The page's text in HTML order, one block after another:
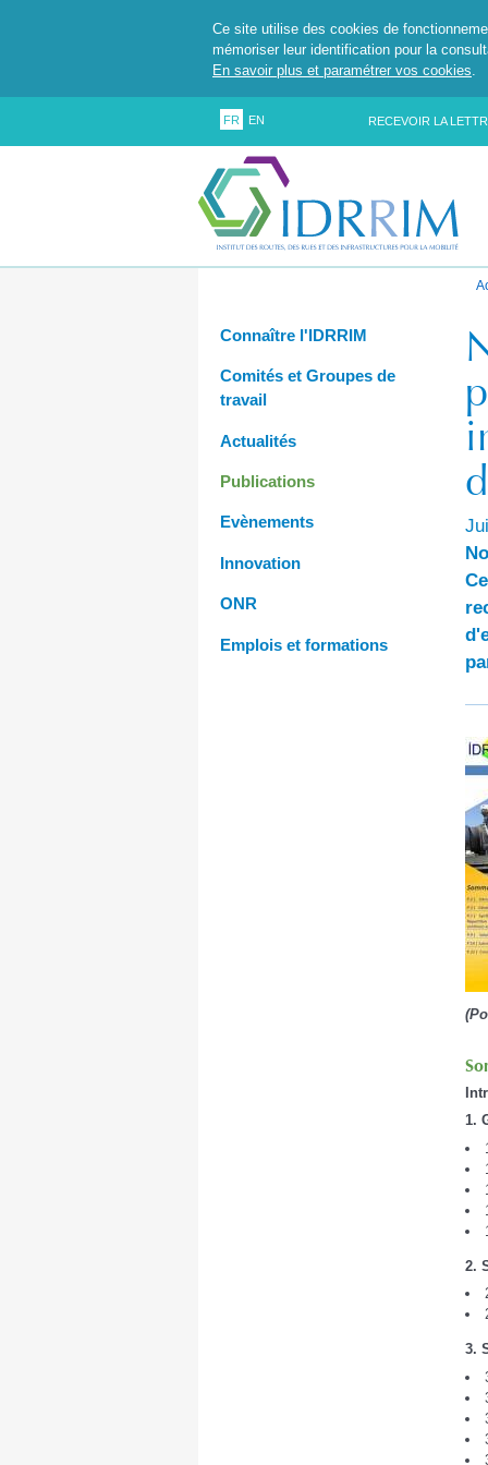
Ce site utilise des cookies de
mémoriser leur identification pour la
En savoir plus et paramétrer vos cookies
FR EN RECEVOIR LA
Connaître l'IDRRIM
Comités et Groupes de
travail
Actualités
Publications
Evènements
Innovation
ONR
Emplois et formations
1.
2.
3.